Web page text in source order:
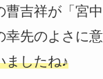
吉祥が「宮
先のよさに意
ましたね♪